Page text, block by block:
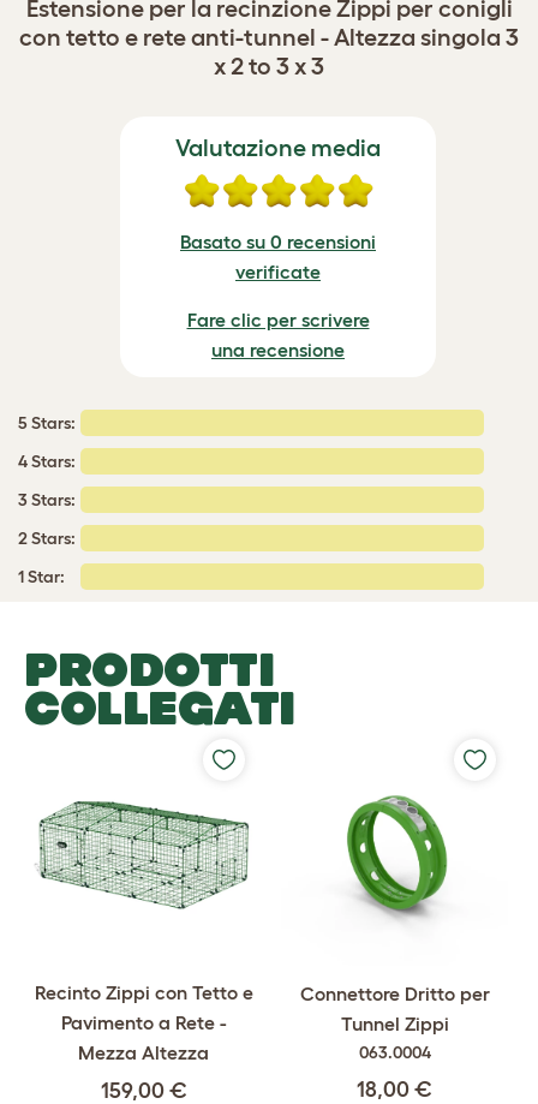
Estensione per la recinzione Zippi per conigli
con tetto e rete anti-tunnel - Altezza singola 3
x 2 to 3 x 3
Valutazione media
Basato su 0 recensioni
verificate
Fare clic per scrivere
una recensione
5 Stars:
4 Stars:
3 Stars:
2 Stars:
1 Star:
PRODOTTI
COLLEGATI
Recinto Zippi con Tetto e
Pavimento a Rete -
Mezza Altezza
159,00 €
Connettore Dritto per
Tunnel Zippi
063.0004
18,00 €